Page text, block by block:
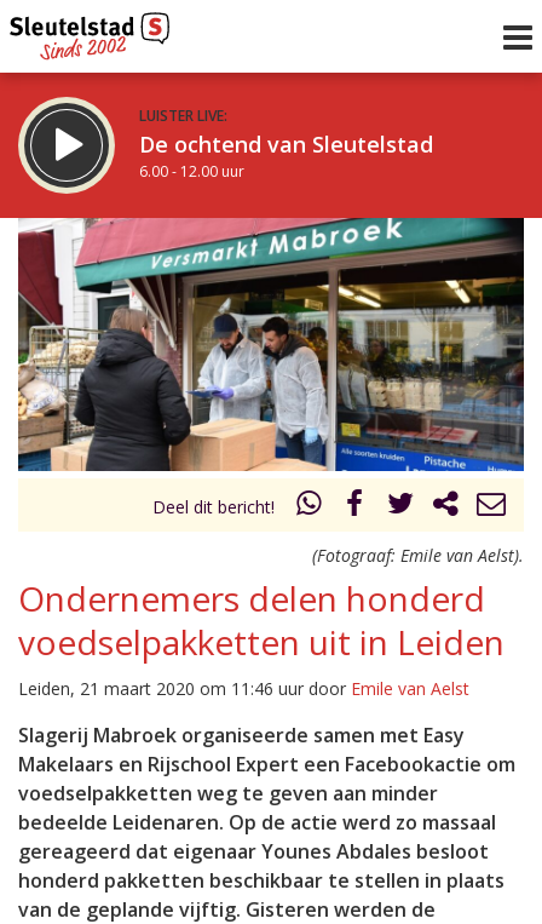
LUISTER LIVE:
De ochtend van Sleutelstad
6.00 - 12.00 uur
STRAKS:
De middag van Sleutelstad
12.00 - 18.00 uur
Vorig uur
uur 1 van 0 Volgend uur
Inklappen
Deel dit bericht!
(Fotograaf: Emile van Aelst).
Ondernemers delen honderd
voedselpakketten uit in Leiden
Leiden, 21 maart 2020 om 11:46 uur door Emile van Aelst
Slagerij Mabroek organiseerde samen met Easy
Makelaars en Rijschool Expert een Facebookactie om
voedselpakketten weg te geven aan minder
bedeelde Leidenaren. Op de actie werd zo massaal
gereageerd dat eigenaar Younes Abdales besloot
honderd pakketten beschikbaar te stellen in plaats
van de geplande vijftig. Gisteren werden de